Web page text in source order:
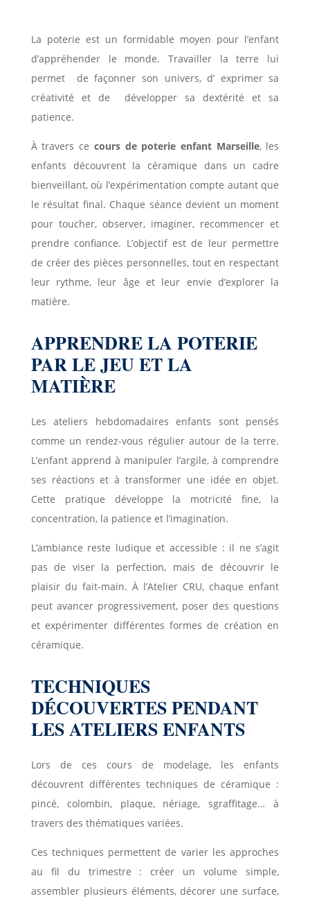
La poterie est un formidable moyen pour l’enfant
d’appréhender le monde. Travailler la terre lui
permet de façonner son univers, d’ exprimer sa
créativité et de développer sa dextérité et sa
patience.
À travers ce cours de poterie enfant Marseille, les
enfants découvrent la céramique dans un cadre
bienveillant, où l’expérimentation compte autant que
le résultat final. Chaque séance devient un moment
pour toucher, observer, imaginer, recommencer et
prendre confiance. L’objectif est de leur permettre
de créer des pièces personnelles, tout en respectant
leur rythme, leur âge et leur envie d’explorer la
matière.
APPRENDRE LA POTERIE
PAR LE JEU ET LA
MATIÈRE
Les ateliers hebdomadaires enfants sont pensés
comme un rendez-vous régulier autour de la terre.
L’enfant apprend à manipuler l’argile, à comprendre
ses réactions et à transformer une idée en objet.
Cette pratique développe la motricité fine, la
concentration, la patience et l’imagination.
L’ambiance reste ludique et accessible : il ne s’agit
pas de viser la perfection, mais de découvrir le
plaisir du fait-main. À l’Atelier CRU, chaque enfant
peut avancer progressivement, poser des questions
et expérimenter différentes formes de création en
céramique.
TECHNIQUES
DÉCOUVERTES PENDANT
LES ATELIERS ENFANTS
Lors de ces cours de modelage, les enfants
découvrent différentes techniques de céramique :
pincé, colombin, plaque, nériage, sgraffitage… à
travers des thématiques variées.
Ces techniques permettent de varier les approches
au fil du trimestre : créer un volume simple,
assembler plusieurs éléments, décorer une surface,